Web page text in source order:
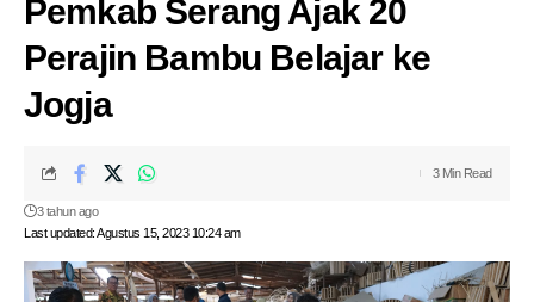
Pemkab Serang Ajak 20
Perajin Bambu Belajar ke
Jogja
Last updated: Agustus 15, 2023 10:24 am
3 tahun ago
3 Min Read